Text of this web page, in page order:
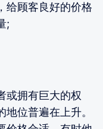
给顾客良好的价格
;
或拥有巨大的权
位普遍在上升。